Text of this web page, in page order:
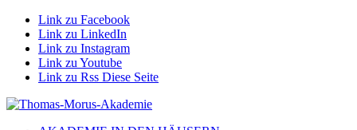
Link zu Facebook
Link zu LinkedIn
Link zu Instagram
Link zu Youtube
Link zu Rss Diese Seite